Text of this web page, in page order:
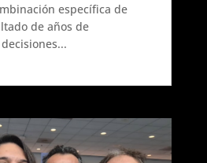
específica de
de años de